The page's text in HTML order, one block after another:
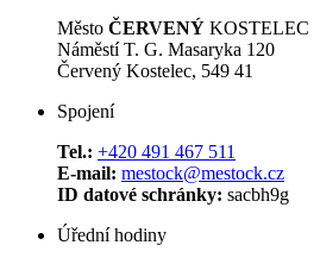
Město ČERVENÝ KOSTELEC
Náměstí T. G. Masaryka 120
Červený Kostelec, 549 41
Spojení
Tel.: +420 491 467 511
E-mail: mestock@mestock.cz
ID datové schránky: sacbh9g
Úřední hodiny